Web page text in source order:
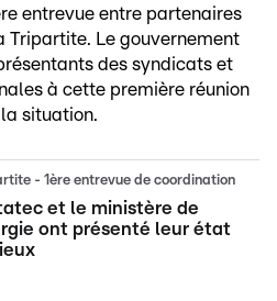
entrevue entre partenaires
Tripartite. Le gouvernement
des syndicats et
à cette première réunion
situation.
- 1ère entrevue de coordination
et le ministère de
ont présenté leur état